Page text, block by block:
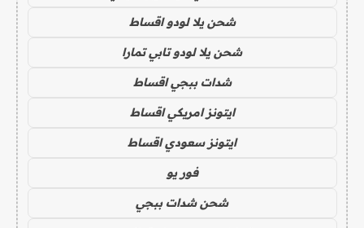
شحن يلا لودو اقساط
شحن يلا لودو تابي تمارا
شدات ببجي اقساط
ايتونز امريكي اقساط
ايتونز سعودي اقساط
فور يو
شحن شدات ببجي